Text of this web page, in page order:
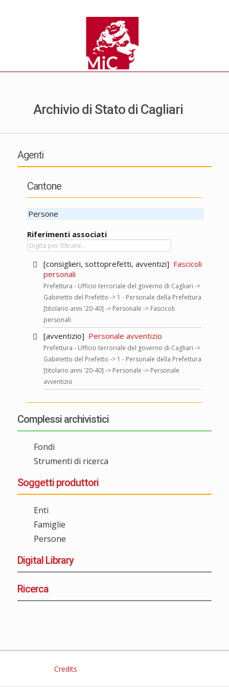
Archivio di Stato di Cagliari
Agenti
Cantone
Persone
Riferimenti associati
[consiglieri, sottoprefetti, avventizi] Fascicoli
personali
Prefettura - Ufficio terroriale del governo di Cagliari ->
Gabinetto del Prefetto -> 1 - Personale della Prefettura
[titolario anni '20-40] -> Personale -> Fascicoli
personali
[avventizio] Personale avventizio
Prefettura - Ufficio terroriale del governo di Cagliari ->
Gabinetto del Prefetto -> 1 - Personale della Prefettura
[titolario anni '20-40] -> Personale -> Personale
avventizio
Complessi archivistici
Fondi
Strumenti di ricerca
Soggetti produttori
Enti
Famiglie
Persone
Digital Library
Ricerca
Credits